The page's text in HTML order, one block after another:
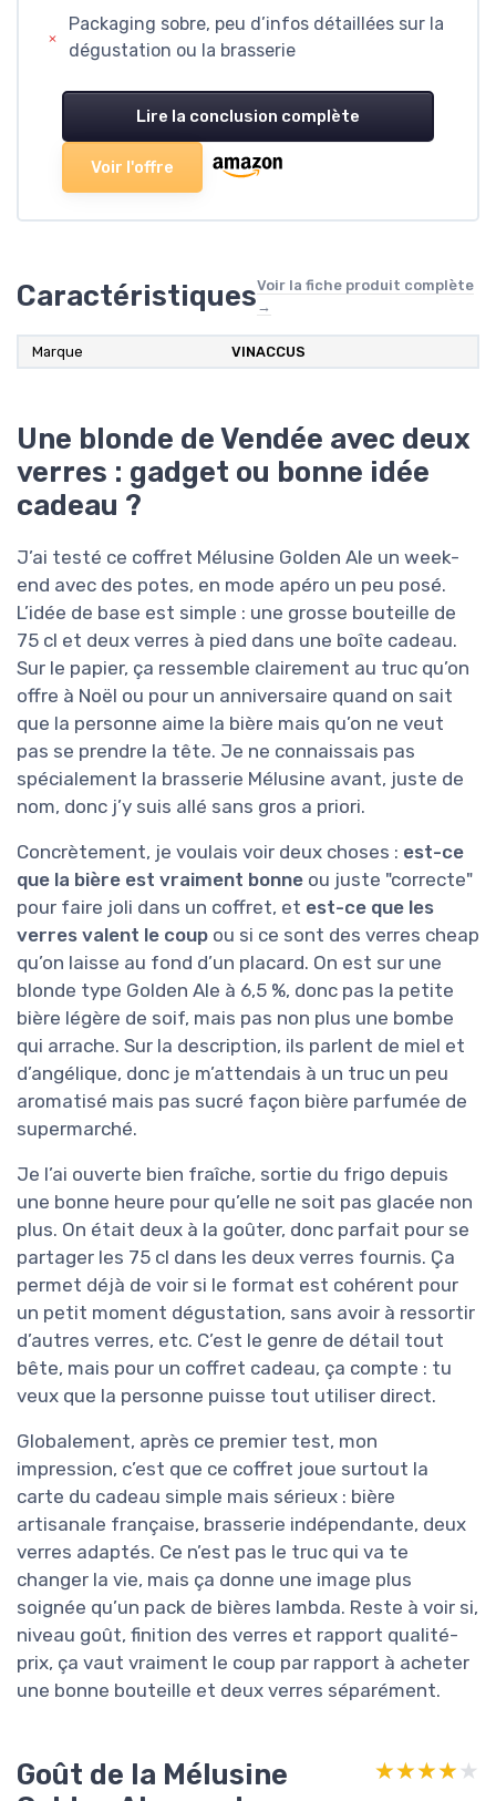
Packaging sobre, peu d’infos détaillées sur la
dégustation ou la brasserie
Lire la conclusion complète
Voir l'offre
CaractéristiquesVoir la fiche produit complète
→
Marque VINACCUS
Une blonde de Vendée avec deux
verres : gadget ou bonne idée
cadeau ?
J’ai testé ce coffret Mélusine Golden Ale un week-
end avec des potes, en mode apéro un peu posé.
L’idée de base est simple : une grosse bouteille de
75 cl et deux verres à pied dans une boîte cadeau.
Sur le papier, ça ressemble clairement au truc qu’on
offre à Noël ou pour un anniversaire quand on sait
que la personne aime la bière mais qu’on ne veut
pas se prendre la tête. Je ne connaissais pas
spécialement la brasserie Mélusine avant, juste de
nom, donc j’y suis allé sans gros a priori.
Concrètement, je voulais voir deux choses : est-ce
que la bière est vraiment bonne ou juste "correcte"
pour faire joli dans un coffret, et est-ce que les
verres valent le coup ou si ce sont des verres cheap
qu’on laisse au fond d’un placard. On est sur une
blonde type Golden Ale à 6,5 %, donc pas la petite
bière légère de soif, mais pas non plus une bombe
qui arrache. Sur la description, ils parlent de miel et
d’angélique, donc je m’attendais à un truc un peu
aromatisé mais pas sucré façon bière parfumée de
supermarché.
Je l’ai ouverte bien fraîche, sortie du frigo depuis
une bonne heure pour qu’elle ne soit pas glacée non
plus. On était deux à la goûter, donc parfait pour se
partager les 75 cl dans les deux verres fournis. Ça
permet déjà de voir si le format est cohérent pour
un petit moment dégustation, sans avoir à ressortir
d’autres verres, etc. C’est le genre de détail tout
bête, mais pour un coffret cadeau, ça compte : tu
veux que la personne puisse tout utiliser direct.
Globalement, après ce premier test, mon
impression, c’est que ce coffret joue surtout la
carte du cadeau simple mais sérieux : bière
artisanale française, brasserie indépendante, deux
verres adaptés. Ce n’est pas le truc qui va te
changer la vie, mais ça donne une image plus
soignée qu’un pack de bières lambda. Reste à voir si,
niveau goût, finition des verres et rapport qualité-
prix, ça vaut vraiment le coup par rapport à acheter
une bonne bouteille et deux verres séparément.
Goût de la Mélusine
★★★★★
★★★★★